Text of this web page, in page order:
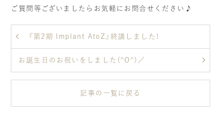
ご質問等ございましたらお気軽にお問合せください♪
『第2期 Implant AtoZ』終講しました！
お誕生日のお祝いをしました(^O^)／
記事の一覧に戻る